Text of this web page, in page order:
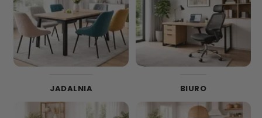
JADALNIA BIURO